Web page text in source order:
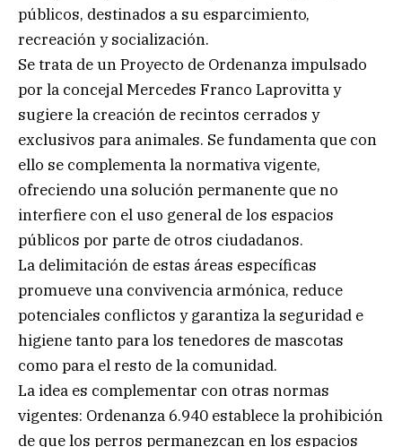
públicos, destinados a su esparcimiento,
recreación y socialización.
Se trata de un Proyecto de Ordenanza impulsado
por la concejal Mercedes Franco Laprovitta y
sugiere la creación de recintos cerrados y
exclusivos para animales. Se fundamenta que con
ello se complementa la normativa vigente,
ofreciendo una solución permanente que no
interfiere con el uso general de los espacios
públicos por parte de otros ciudadanos.
La delimitación de estas áreas específicas
promueve una convivencia armónica, reduce
potenciales conflictos y garantiza la seguridad e
higiene tanto para los tenedores de mascotas
como para el resto de la comunidad.
La idea es complementar con otras normas
vigentes: Ordenanza 6.940 establece la prohibición
de que los perros permanezcan en los espacios